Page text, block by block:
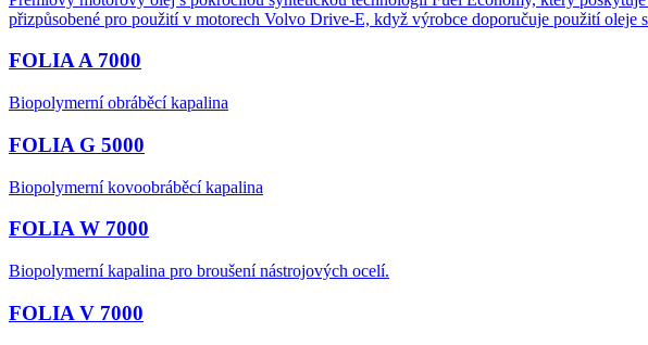
přizpůsobené pro použití v motorech Volvo Drive-E, když výrobce doporučuje použití
FOLIA A 7000
Biopolymerní obráběcí kapalina
FOLIA G 5000
Biopolymerní kovoobráběcí kapalina
FOLIA W 7000
Biopolymerní kapalina pro broušení nástrojových ocelí.
FOLIA V 7000